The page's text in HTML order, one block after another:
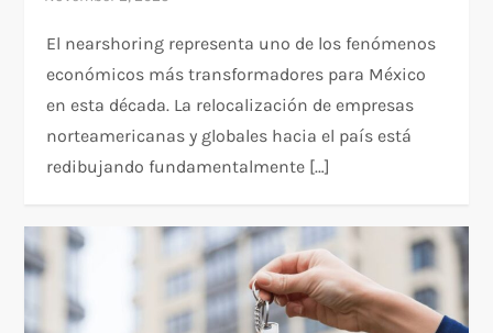
El nearshoring representa uno de los fenómenos
económicos más transformadores para México
en esta década. La relocalización de empresas
norteamericanas y globales hacia el país está
redibujando fundamentalmente […]